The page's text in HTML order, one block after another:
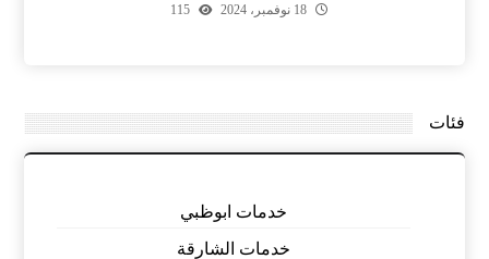
18 نوفمبر، 2024 115
فئات
خدمات ابوظبي
خدمات الشارقة